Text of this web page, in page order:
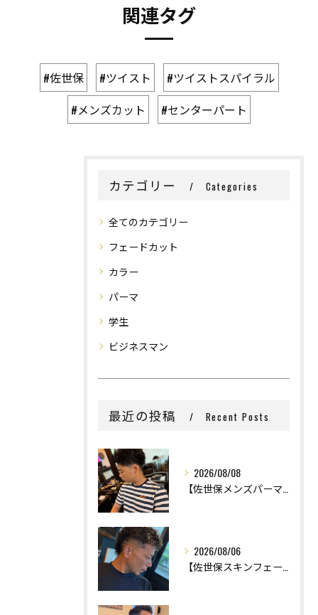
関連タグ
#佐世保 #ツイスト
#ツイストスパイラル
#メンズカット
#センターパート
カテゴリー Categories
全てのカテゴリー
フェードカット
カラー
パーマ
学生
ビジネスマン
最近の投稿 Recent Posts
2026/08/08
2026/08/06